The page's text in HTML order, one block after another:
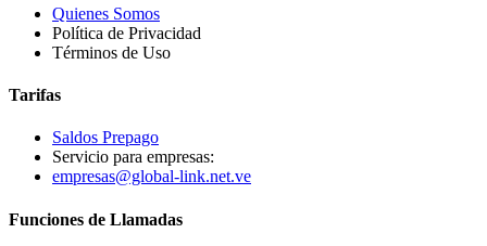
Quienes Somos
Política de Privacidad
Términos de Uso
Tarifas
Saldos Prepago
Servicio para empresas:
empresas@global-link.net.ve
Funciones de Llamadas